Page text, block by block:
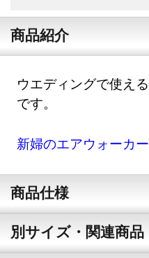
商品紹介
ウエディングで使え
です。
新婦のエアウォーカー
商品仕様
別サイズ・関連商品